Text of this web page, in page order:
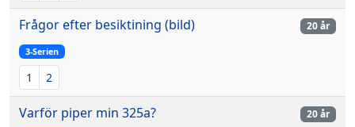
Frågor efter besiktining (bild)
3-Serien
1 2
20 år
Varför piper min 325a? 20 år